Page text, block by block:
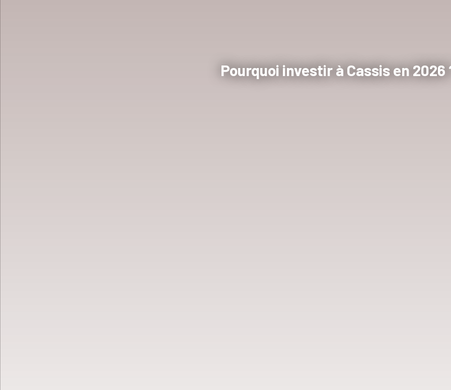
Pourquoi investir à Cassis en 2026